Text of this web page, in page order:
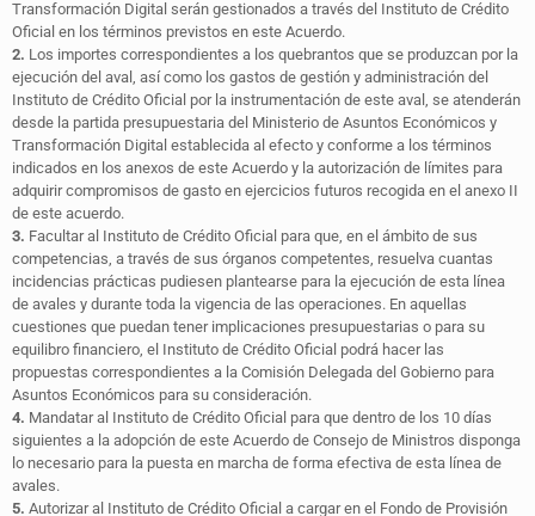
Transformación Digital serán gestionados a través del Instituto de Crédito
Oficial en los términos previstos en este Acuerdo.
2. Los importes correspondientes a los quebrantos que se produzcan por la
ejecución del aval, así como los gastos de gestión y administración del
Instituto de Crédito Oficial por la instrumentación de este aval, se atenderán
desde la partida presupuestaria del Ministerio de Asuntos Económicos y
Transformación Digital establecida al efecto y conforme a los términos
indicados en los anexos de este Acuerdo y la autorización de límites para
adquirir compromisos de gasto en ejercicios futuros recogida en el anexo II
de este acuerdo.
3. Facultar al Instituto de Crédito Oficial para que, en el ámbito de sus
competencias, a través de sus órganos competentes, resuelva cuantas
incidencias prácticas pudiesen plantearse para la ejecución de esta línea
de avales y durante toda la vigencia de las operaciones. En aquellas
cuestiones que puedan tener implicaciones presupuestarias o para su
equilibro financiero, el Instituto de Crédito Oficial podrá hacer las
propuestas correspondientes a la Comisión Delegada del Gobierno para
Asuntos Económicos para su consideración.
4. Mandatar al Instituto de Crédito Oficial para que dentro de los 10 días
siguientes a la adopción de este Acuerdo de Consejo de Ministros disponga
lo necesario para la puesta en marcha de forma efectiva de esta línea de
avales.
5. Autorizar al Instituto de Crédito Oficial a cargar en el Fondo de Provisión